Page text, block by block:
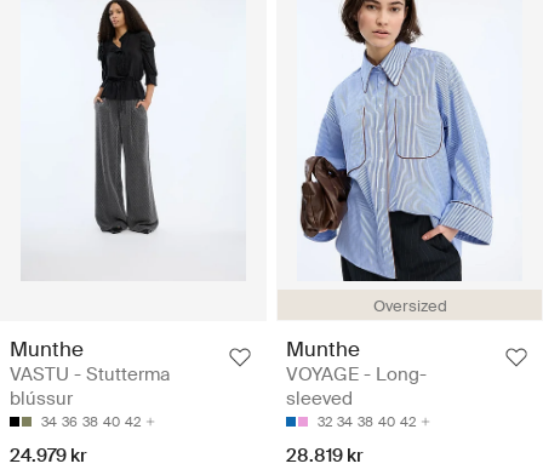
Munthe
VASTU - Stutterma
blússur
34 36 38 40 42
24.979 kr
Oversized
Munthe
VOYAGE - Long-
sleeved
32 34 38 40 42
28.819 kr